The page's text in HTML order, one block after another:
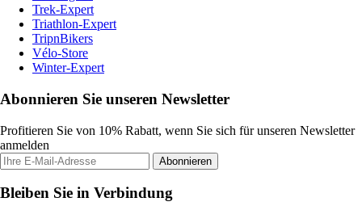
Trek-Expert
Triathlon-Expert
TripnBikers
Vélo-Store
Winter-Expert
Abonnieren Sie unseren Newsletter
Profitieren Sie von 10% Rabatt, wenn Sie sich für unseren Newsletter
anmelden
Abonnieren
Bleiben Sie in Verbindung